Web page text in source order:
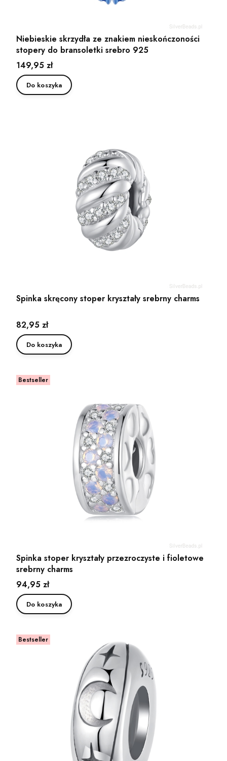
Niebieskie skrzydła ze znakiem nieskończoności
stopery do bransoletki srebro 925
Cena
149,95 zł
Do koszyka
Spinka skręcony stoper kryształy srebrny charms
Cena
82,95 zł
Do koszyka
Bestseller
Spinka stoper kryształy przezroczyste i fioletowe
srebrny charms
Cena
94,95 zł
Do koszyka
Bestseller